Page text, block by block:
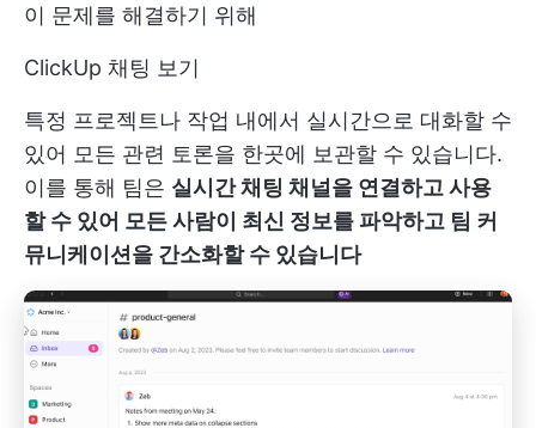
이 문제를 해결하기 위해
ClickUp 채팅 보기
특정 프로젝트나 작업 내에서 실시간으로 대화할 수
있어 모든 관련 토론을 한곳에 보관할 수 있습니다.
이를 통해 팀은 실시간 채팅 채널을 연결하고 사용
할 수 있어 모든 사람이 최신 정보를 파악하고 팀 커
뮤니케이션을 간소화할 수 있습니다